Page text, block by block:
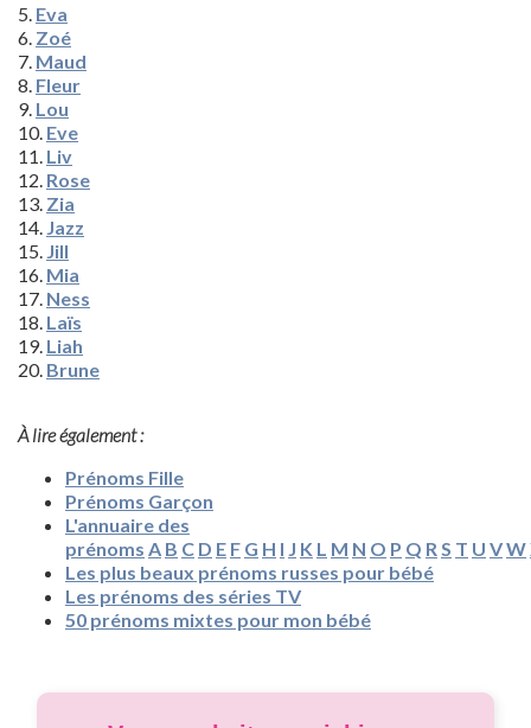
5. Eva
6. Zoé
7. Maud
8. Fleur
9. Lou
10. Eve
11. Liv
12. Rose
13. Zia
14. Jazz
15. Jill
16. Mia
17. Ness
18. Laïs
19. Liah
20. Brune
À lire également :
Prénoms Fille
Prénoms Garçon
L'annuaire des
prénoms A B C D E F G H I J K L M N O P Q R S T U VW
Les plus beaux prénoms russes pour bébé
Les prénoms des séries TV
50 prénoms mixtes pour mon bébé